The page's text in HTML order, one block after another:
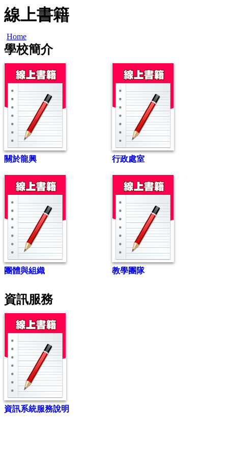
線上書籍
Home
學校簡介
關於龍興 行政處室
團體與組織 教學團隊
資訊服務
資訊系統服務說明